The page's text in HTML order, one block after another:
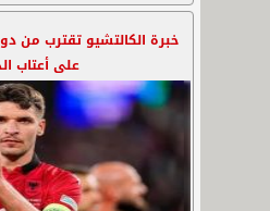
خبرة الكالتشيو تقترب من
على أعتاب